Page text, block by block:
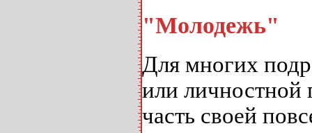
"Молодежь"
Для многих
или личностной
часть своей